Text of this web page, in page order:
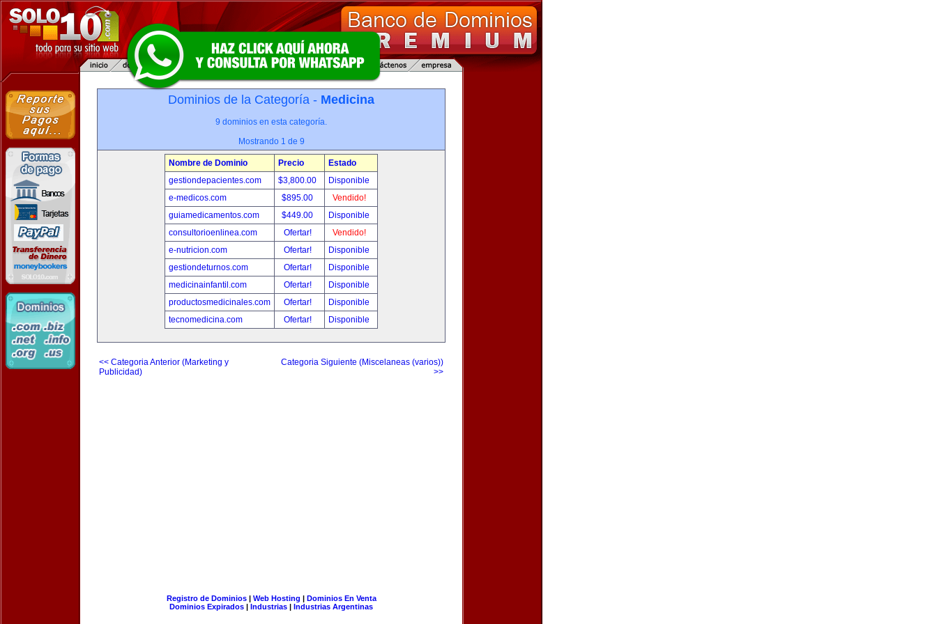
Dominios de la Categoría - Medicina
9 dominios en esta categoría.
Mostrando 1 de 9
Nombre de Dominio Precio
Estado
gestiondepacientes.com
$3,800.00
Disponible
e-medicos.com
$895.00
Vendido!
guiamedicamentos.com
$449.00
Disponible
consultorioenlinea.com
Ofertar!
Vendido!
e-nutricion.com
Ofertar!
Disponible
gestiondeturnos.com
Ofertar!
Disponible
medicinainfantil.com
Ofertar!
Disponible
productosmedicinales.com
Ofertar!
Disponible
tecnomedicina.com
Ofertar! Disponible
<< Categoria Anterior (Marketing y
Publicidad)
Categoria Siguiente (Miscelaneas (varios))
>>
Registro de Dominios| Web Hosting | Dominios En Venta
Dominios Expirados | Industrias | Industrias Argentinas